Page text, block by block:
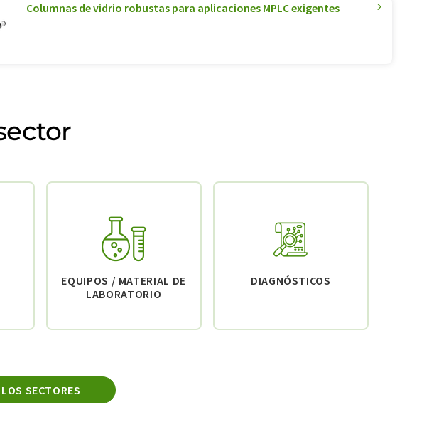
Columnas de vidrio robustas para aplicaciones MPLC exigentes
EQUIPOS / MATERIAL DE
LABORATORIO
DIAGNÓSTICOS
SECTORES